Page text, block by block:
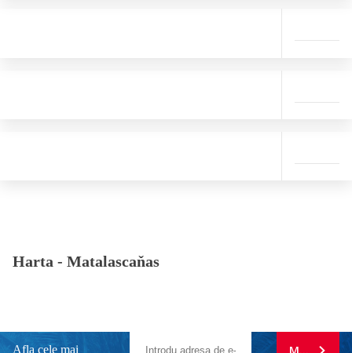
Harta - Matalascaňas
Afla cele mai